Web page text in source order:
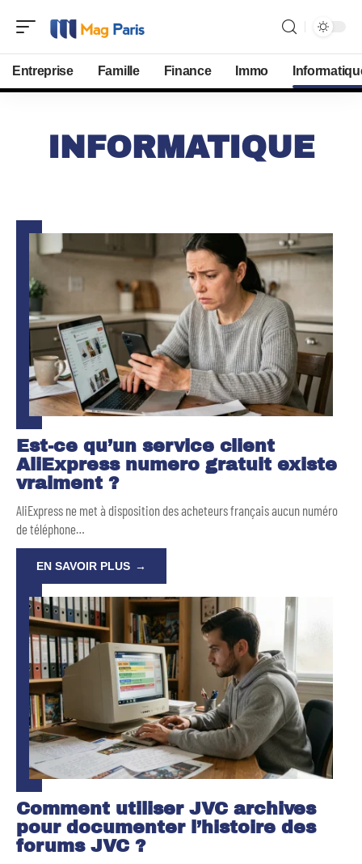
Entreprise Famille Finance Immo
INFORMATIQUE
Est-ce qu’un service client
AliExpress numero gratuit existe
vraiment ?
AliExpress ne met à disposition des acheteurs français aucun numéro
de téléphone…
EN SAVOIR PLUS
Comment utiliser JVC archives
pour documenter l’histoire des
forums JVC ?